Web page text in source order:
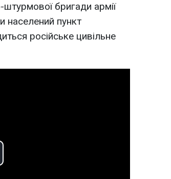
бригади армії
населений пункт
російське цивільне